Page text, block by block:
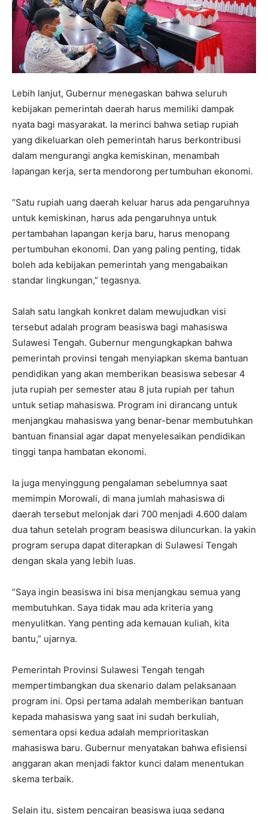
Lebih lanjut, Gubernur menegaskan bahwa seluruh
kebijakan pemerintah daerah harus memiliki dampak
nyata bagi masyarakat. Ia merinci bahwa setiap rupiah
yang dikeluarkan oleh pemerintah harus berkontribusi
dalam mengurangi angka kemiskinan, menambah
lapangan kerja, serta mendorong pertumbuhan ekonomi.
“Satu rupiah uang daerah keluar harus ada pengaruhnya
untuk kemiskinan, harus ada pengaruhnya untuk
pertambahan lapangan kerja baru, harus menopang
pertumbuhan ekonomi. Dan yang paling penting, tidak
boleh ada kebijakan pemerintah yang mengabaikan
standar lingkungan,” tegasnya.
Salah satu langkah konkret dalam mewujudkan visi
tersebut adalah program beasiswa bagi mahasiswa
Sulawesi Tengah. Gubernur mengungkapkan bahwa
pemerintah provinsi tengah menyiapkan skema bantuan
pendidikan yang akan memberikan beasiswa sebesar 4
juta rupiah per semester atau 8 juta rupiah per tahun
untuk setiap mahasiswa. Program ini dirancang untuk
menjangkau mahasiswa yang benar-benar membutuhkan
bantuan finansial agar dapat menyelesaikan pendidikan
tinggi tanpa hambatan ekonomi.
Ia juga menyinggung pengalaman sebelumnya saat
memimpin Morowali, di mana jumlah mahasiswa di
daerah tersebut melonjak dari 700 menjadi 4.600 dalam
dua tahun setelah program beasiswa diluncurkan. Ia yakin
program serupa dapat diterapkan di Sulawesi Tengah
dengan skala yang lebih luas.
“Saya ingin beasiswa ini bisa menjangkau semua yang
membutuhkan. Saya tidak mau ada kriteria yang
menyulitkan. Yang penting ada kemauan kuliah, kita
bantu,” ujarnya.
Pemerintah Provinsi Sulawesi Tengah tengah
mempertimbangkan dua skenario dalam pelaksanaan
program ini. Opsi pertama adalah memberikan bantuan
kepada mahasiswa yang saat ini sudah berkuliah,
sementara opsi kedua adalah memprioritaskan
mahasiswa baru. Gubernur menyatakan bahwa efisiensi
anggaran akan menjadi faktor kunci dalam menentukan
skema terbaik.
Selain itu, sistem pencairan beasiswa juga sedang